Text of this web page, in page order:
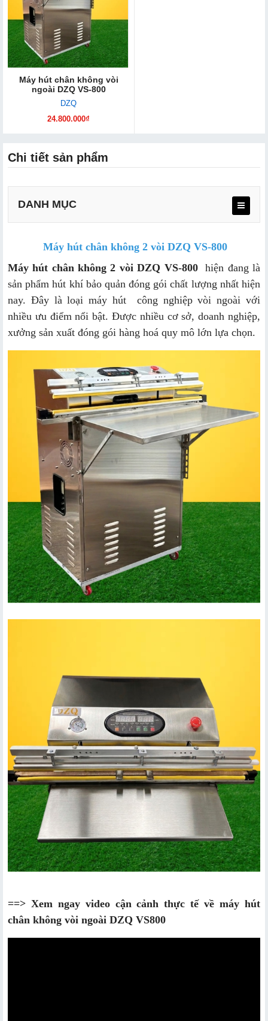
Máy hút chân không vòi
ngoài DZQ VS-800
DZQ
24.800.000₫
Chi tiết sản phẩm
DANH MỤC
Thông số kỹ thuật của Máy hút chân không vòi ngoài
Tính năng nổi bật Máy hút chân không vòi ngoài VS-
800
Máy hút chân không 2 vòi DZQ VS-800
Máy hút chân không 2 vòi DZQ VS-800hiện đang là
sản phẩm hút khí bảo quản đóng gói chất lượng nhất hiện
nay. Đây là loại máy hút công nghiệp vòi ngoài với
nhiều ưu điểm nổi bật. Được nhiều cơ sở, doanh nghiệp,
xưởng sản xuất đóng gói hàng hoá quy mô lớn lựa chọn.
==> Xem ngay video cận cảnh thực tế về máy hút
chân không vòi ngoài DZQ VS800